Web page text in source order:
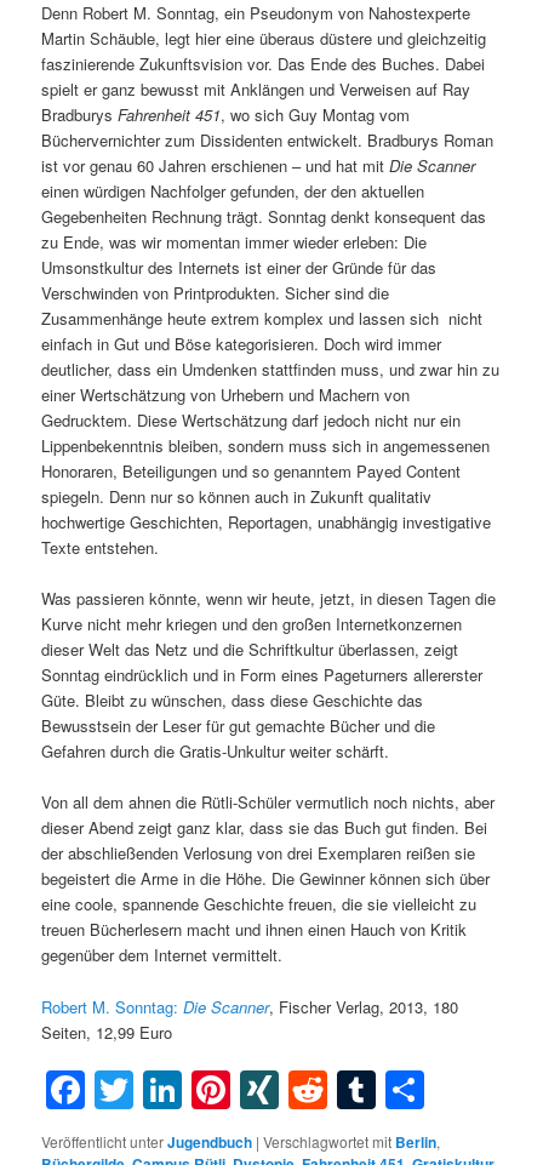
Denn Robert M. Sonntag, ein Pseudonym von Nahostexperte
Martin Schäuble, legt hier eine überaus düstere und gleichzeitig
faszinierende Zukunftsvision vor. Das Ende des Buches. Dabei
spielt er ganz bewusst mit Anklängen und Verweisen auf Ray
BradburysFahrenheit 451, wo sich Guy Montag vom
Büchervernichter zum Dissidenten entwickelt. Bradburys Roman
ist vor genau 60 Jahren erschienen – und hat mitDie Scanner
einen würdigen Nachfolger gefunden, der den aktuellen
Gegebenheiten Rechnung trägt. Sonntag denkt konsequent das
zu Ende, was wir momentan immer wieder erleben: Die
Umsonstkultur des Internets ist einer der Gründe für das
Verschwinden von Printprodukten. Sicher sind die
Zusammenhänge heute extrem komplex und lassen sich nicht
einfach in Gut und Böse kategorisieren. Doch wird immer
deutlicher, dass ein Umdenken stattfinden muss, und zwar hin zu
einer Wertschätzung von Urhebern und Machern von
Gedrucktem. Diese Wertschätzung darf jedoch nicht nur ein
Lippenbekenntnis bleiben, sondern muss sich in angemessenen
Honoraren, Beteiligungen und so genanntem Payed Content
spiegeln. Denn nur so können auch in Zukunft qualitativ
hochwertige Geschichten, Reportagen, unabhängig investigative
Texte entstehen.
Was passieren könnte, wenn wir heute, jetzt, in diesen Tagen die
Kurve nicht mehr kriegen und den großen Internetkonzernen
dieser Welt das Netz und die Schriftkultur überlassen, zeigt
Sonntag eindrücklich und in Form eines Pageturners allererster
Güte. Bleibt zu wünschen, dass diese Geschichte das
Bewusstsein der Leser für gut gemachte Bücher und die
Gefahren durch die Gratis-Unkultur weiter schärft.
Von all dem ahnen die Rütli-Schüler vermutlich noch nichts, aber
dieser Abend zeigt ganz klar, dass sie das Buch gut finden. Bei
der abschließenden Verlosung von drei Exemplaren reißen sie
begeistert die Arme in die Höhe. Die Gewinner können sich über
eine coole, spannende Geschichte freuen, die sie vielleicht zu
treuen Bücherlesern macht und ihnen einen Hauch von Kritik
gegenüber dem Internet vermittelt.
Robert M. Sonntag:Die Scanner, Fischer Verlag, 2013, 180
Seiten, 12,99 Euro
Facebook
Twitter
LinkedIn
Pinterest
XINGRedditTumblr
Veröffentlicht unterJugendbuch |Verschlagwortet mit Berlin,